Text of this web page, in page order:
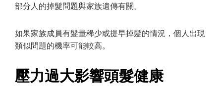
部分人的掉髮問題與家族遺傳有關。
如果家族成員有髮量稀少或提早掉髮的情況，個人出現
類似問題的機率可能較高。
壓力過大影響頭髮健康